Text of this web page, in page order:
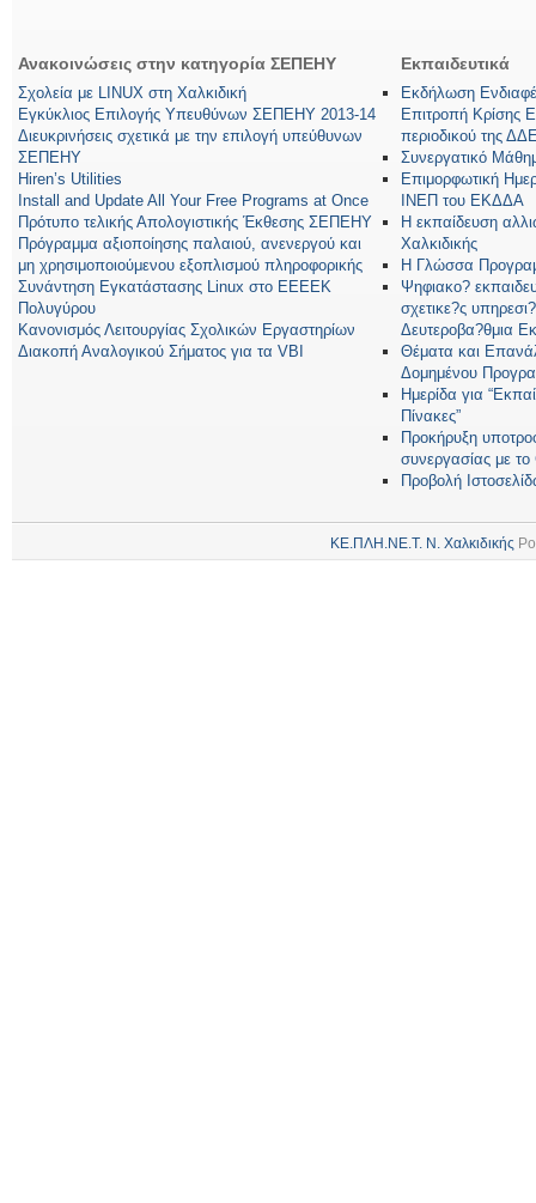
Ανακοινώσεις στην κατηγορία ΣΕΠΕΗΥ
Σχολεία με LINUX στη Χαλκιδική
Εγκύκλιος Επιλογής Υπευθύνων ΣΕΠΕΗΥ 2013-14
Διευκρινήσεις σχετικά με την επιλογή υπεύθυνων
ΣΕΠΕΗΥ
Hiren’s Utilities
Install and Update All Your Free Programs at Once
Πρότυπο τελικής Απολογιστικής Έκθεσης ΣΕΠΕΗΥ
Πρόγραμμα αξιοποίησης παλαιού, ανενεργού και
μη χρησιμοποιούμενου εξοπλισμού πληροφορικής
Συνάντηση Εγκατάστασης Linux στο ΕΕΕΕΚ
Πολυγύρου
Κανονισμός Λειτουργίας Σχολικών Εργαστηρίων
Διακοπή Αναλογικού Σήματος για τα VBI
Εκπαιδευτικά
Εκδήλωση
Επιτροπή Κρίσης
περιοδικού της
Συνεργατικό
Επιμορφωτική
ΙΝΕΠ του ΕΚΔΔΑ
Η εκπαίδευση
Χαλκιδικής
Η Γλώσσα
Ψηφιακο?
σχετικε?ς
Δευτεροβα?θμια
Θέματα και
Δομημένου
Ημερίδα για
Πίνακες”
Προκήρυξη
συνεργασίας με το
Προβολή
ΚΕ.ΠΛΗ.ΝΕ.Τ. Ν. Χαλκιδικής